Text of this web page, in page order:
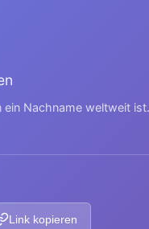
Nachname weltweit
Link kopieren